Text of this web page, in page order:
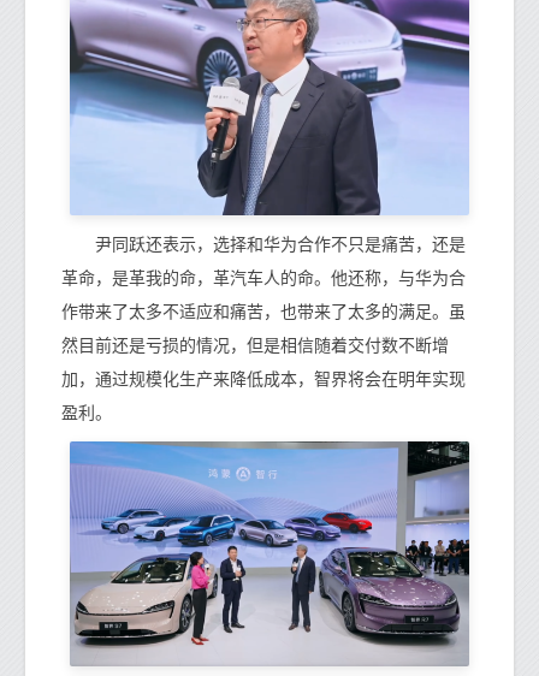
尹同跃还表示，选择和华为合作不只是痛苦，还是
革命，是革我的命，革汽车人的命。他还称，与华为合
作带来了太多不适应和痛苦，也带来了太多的满足。虽
然目前还是亏损的情况，但是相信随着交付数不断增
加，通过规模化生产来降低成本，智界将会在明年实现
盈利。